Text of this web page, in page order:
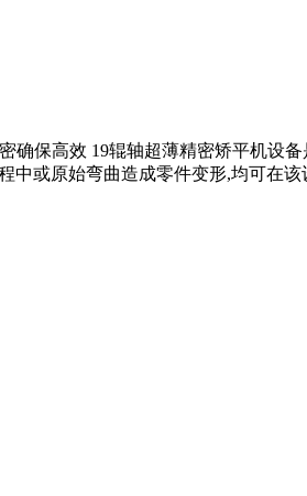
确保高效 19辊轴超薄精密矫平机
或原始弯曲造成零件变形,均可在该